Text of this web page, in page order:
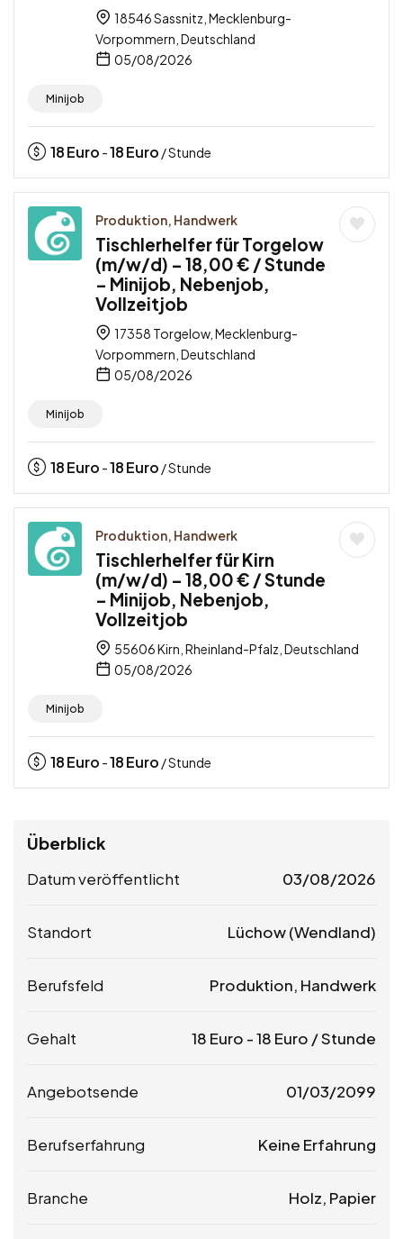
18546 Sassnitz, Mecklenburg-
Vorpommern, Deutschland
05/08/2026
Minijob
18Euro -18Euro / Stunde
Produktion, Handwerk
Tischlerhelfer für Torgelow
(m/w/d) – 18,00 € / Stunde
– Minijob, Nebenjob,
Vollzeitjob
17358 Torgelow, Mecklenburg-
Vorpommern, Deutschland
05/08/2026
Minijob
18Euro -18Euro / Stunde
Produktion, Handwerk
Tischlerhelfer für Kirn
(m/w/d) – 18,00 € / Stunde
– Minijob, Nebenjob,
Vollzeitjob
55606 Kirn, Rheinland-Pfalz, Deutschland
05/08/2026
Minijob
18Euro -18Euro / Stunde
Überblick
Datum veröffentlicht 03/08/2026
Standort Lüchow (Wendland)
Berufsfeld Produktion, Handwerk
Gehalt 18 Euro -18 Euro / Stunde
Angebotsende 01/03/2099
Berufserfahrung Keine Erfahrung
Branche Holz, Papier